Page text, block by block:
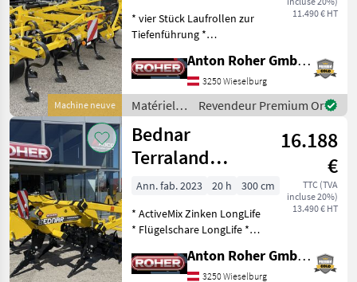
Machine neuve
11.490 € HT
* vier Stück Laufrollen zur
Tiefenführung *
Arbeitstiefenverstellung *
Hercules Zinken mit
200mm Gänsefußschar *
drei reihiger
Nachlaufstriegel mit v
Anton Roher GmbH (ACA Center Roher)
3250 Wieselburg
Matériels
de travail
du sol /
Bednar
Revendeur Premium Or
Bednar
Terraland
TN3000M5R
16.188
€
TTC (TVA
incluse 20%)
13.490 € HT
Ann. fab. 2023 20 h
300 cm
* ActiveMix Zinken LongLife
* Flügelschare LongLife *
Arbeitstiefenverstellung *
klappbare
Anton Roher GmbH (ACA Center Roher)
3250 Wieselburg